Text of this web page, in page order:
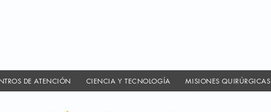
DE ATENCIÓN CIENCIA Y TECNOLOGÍA MISIONES QUIRÚRGICAS